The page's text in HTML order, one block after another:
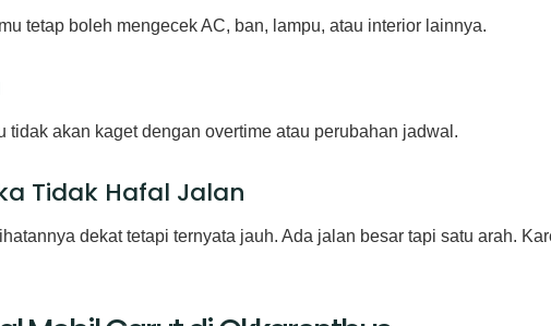
tetap boleh mengecek AC, ban, lampu, atau interior lainnya.
tidak akan kaget dengan overtime atau perubahan jadwal.
Tidak Hafal Jalan
dekat tetapi ternyata jauh. Ada jalan besar tapi satu arah.